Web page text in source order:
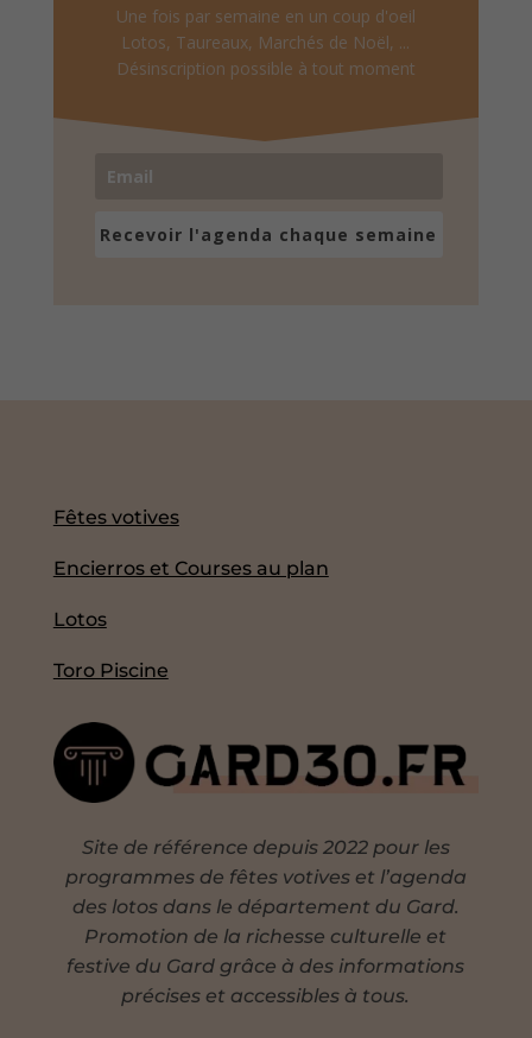
Une fois par semaine en un coup d'oeil
Lotos, Taureaux, Marchés de Noël, ...
Désinscription possible à tout moment
Recevoir l'agenda chaque semaine
Fêtes votives
Encierros et Courses au plan
Lotos
Toro Piscine
Site de référence depuis 2022 pour les
programmes de fêtes votives et l’agenda
des lotos dans le département du Gard.
Promotion de la richesse culturelle et
festive du Gard grâce à des informations
précises et accessibles à tous.